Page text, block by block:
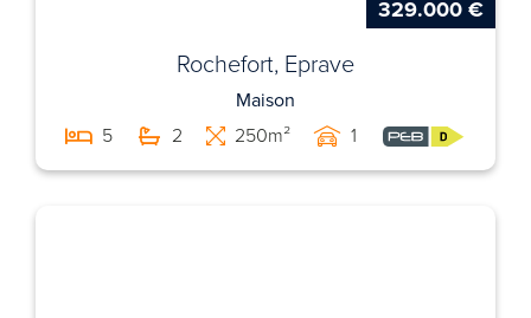
329.000 €
Rochefort, Eprave
Maison
5
2 250m² 1